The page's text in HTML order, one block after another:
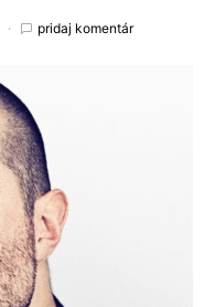
pridaj komentár